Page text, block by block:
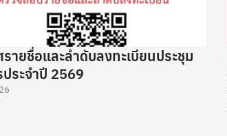
รายชื่อและลำดับลงทะเบียนประชุม
ระจำปี 2569